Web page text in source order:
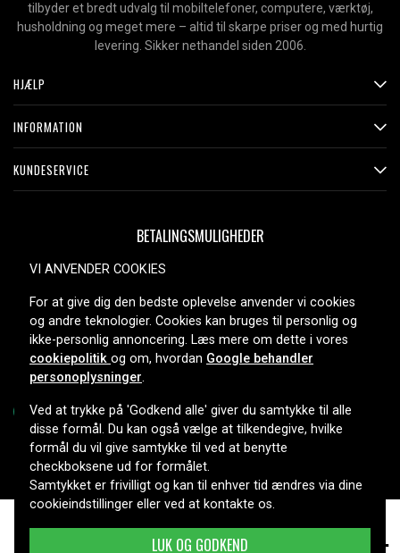
Hitachi DS 12DVF, 12.0V, 3300 mAh 349 kr.
tilbyder et bredt udvalg til mobiltelefoner, computere, værktøj,
husholdning og meget mere – altid til skarpe priser og med hurtig
levering. Sikker nethandel siden 2006.
HJÆLP
INFORMATION
KUNDESERVICE
BETALINGSMULIGHEDER
LEVERINGSMULIGHEDER
Copyright © 2026, Spares Nordic AB
VI ANVENDER COOKIES
For at give dig den bedste oplevelse anvender vi cookies
og andre teknologier. Cookies kan bruges til personlig og
ikke-personlig annoncering. Læs mere om dette i vores
cookiepolitik og om, hvordan Google behandler
personoplysninger.
Ved at trykke på 'Godkend alle' giver du samtykke til alle
disse formål. Du kan også vælge at tilkendegive, hvilke
formål du vil give samtykke til ved at benytte
checkboksene ud for formålet.
Samtykket er frivilligt og kan til enhver tid ændres via dine
cookieindstillinger eller ved at kontakte os.
LUK OG GODKEND